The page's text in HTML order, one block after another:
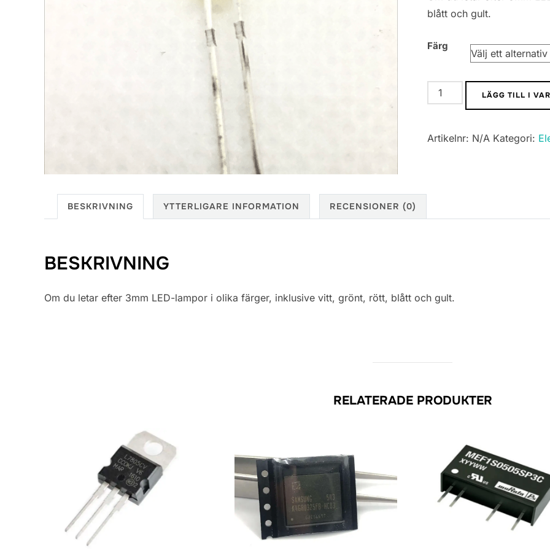
blått och gult.
Färg
3mm
LED-
i
LÄGG TILL I
Artikelnr: N/A Kategori:
BESKRIVNING YTTERLIGARE INFORMATION RECENSIONER (0)
BESKRIVNING
Om du letar efter 3mm LED-lampor i olika färger, inklusive vitt, grönt, rött, blått och gult.
RELATERADE PRODUKTER